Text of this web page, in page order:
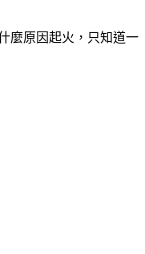
麼原因起火，只知道一